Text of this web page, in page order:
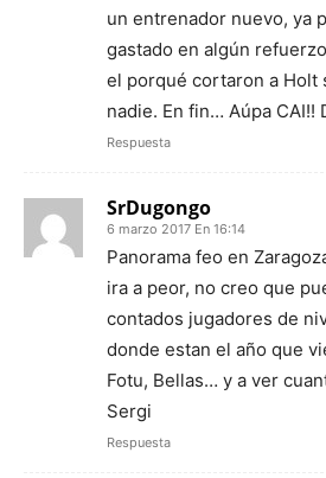
un entrenador nuevo, ya
gastado en algún
el porqué cortaron a Holt
nadie. En fin… Aúpa CAI!!
Respuesta
SrDugongo
6 marzo 2017 En 16:14
Panorama feo en
ira a peor, no creo que
contados jugadores de
donde estan el año que
Fotu, Bellas… y a ver
Sergi
Respuesta